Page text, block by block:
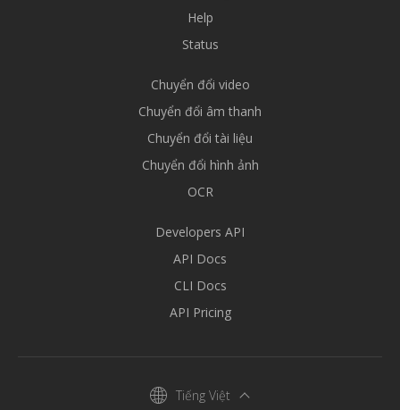
Help
Status
Chuyển đổi video
Chuyển đổi âm thanh
Chuyển đổi tài liệu
Chuyển đổi hình ảnh
OCR
Developers API
API Docs
CLI Docs
API Pricing
Tiếng Việt